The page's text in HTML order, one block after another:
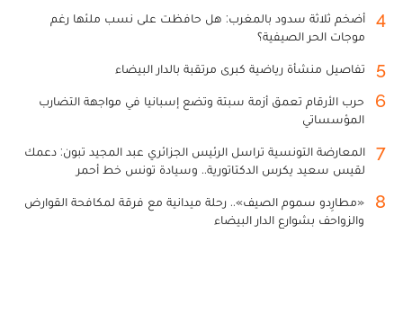
4
أضخم ثلاثة سدود بالمغرب: هل حافظت على نسب ملئها رغم
موجات الحر الصيفية؟
5 تفاصيل منشأة رياضية كبرى مرتقبة بالدار البيضاء
6
حرب الأرقام تعمق أزمة سبتة وتضع إسبانيا في مواجهة التضارب
المؤسساتي
7
المعارضة التونسية تراسل الرئيس الجزائري عبد المجيد تبون: دعمك
لقيس سعيد يكرس الدكتاتورية.. وسيادة تونس خط أحمر
8
«مطارِدو سموم الصيف».. رحلة ميدانية مع فرقة لمكافحة القوارض
والزواحف بشوارع الدار البيضاء